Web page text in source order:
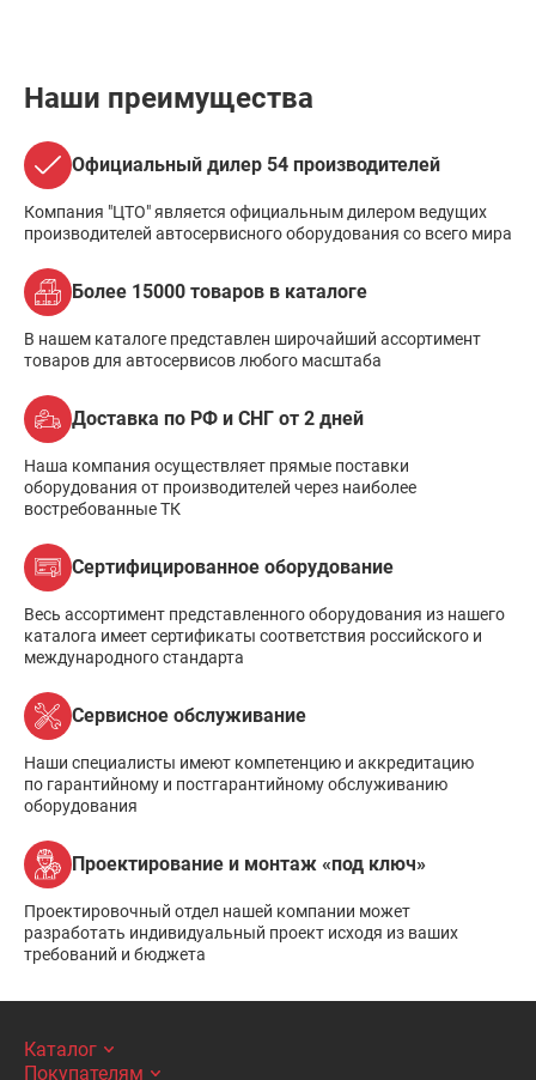
Наши преимущества
Официальный дилер 54 производителей
Компания "ЦТО" является официальным дилером ведущих
производителей автосервисного оборудования со всего мира
Более 15000 товаров в каталоге
В нашем каталоге представлен широчайший ассортимент
товаров для автосервисов любого масштаба
Доставка по РФ и СНГ от 2 дней
Наша компания осуществляет прямые поставки
оборудования от производителей через наиболее
востребованные ТК
Сертифицированное оборудование
Весь ассортимент представленного оборудования из нашего
каталога имеет сертификаты соответствия российского и
международного стандарта
Сервисное обслуживание
Наши специалисты имеют компетенцию и аккредитацию
по гарантийному и постгарантийному обслуживанию
оборудования
Проектирование и монтаж «под ключ»
Проектировочный отдел нашей компании может
разработать индивидуальный проект исходя из ваших
требований и бюджета
Каталог
Покупателям